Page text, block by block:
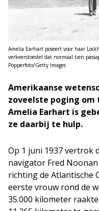
Amelia Earhart poseert voor haar
verkeerstoestel dat normaal tien
Popperfoto/Getty Images
Amerikaanse
zoveelste poging
Amelia Earhart is
ze daarbij te hulp.
Op 1 juni 1937 vertrok
navigator Fred
richting de Atlantische
eerste vrouw rond de
35.000 kilometer